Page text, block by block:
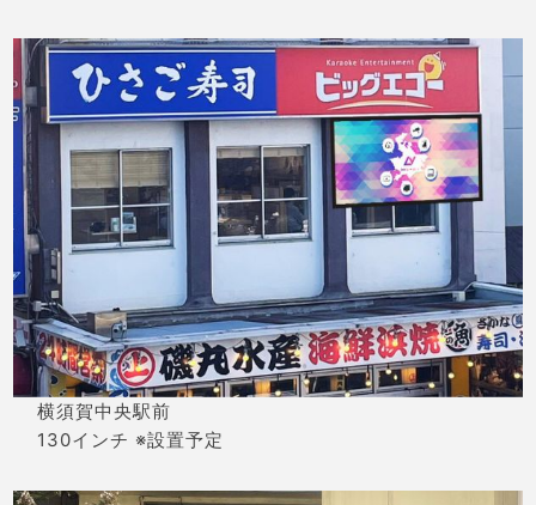
横須賀中央駅前
130インチ ※設置予定